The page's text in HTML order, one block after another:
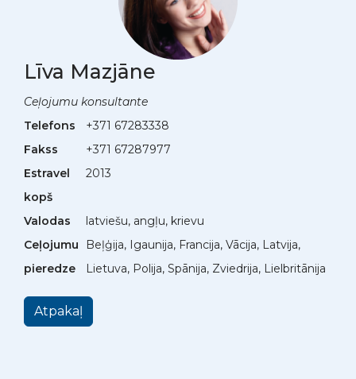
Līva Mazjāne
Ceļojumu konsultante
Telefons
+371 67283338
Fakss
+371 67287977
Estravel
kopš
2013
Valodas
latviešu, angļu, krievu
Ceļojumu
pieredze
Beļģija, Igaunija, Francija, Vācija, Latvija,
Lietuva, Polija, Spānija, Zviedrija, Lielbritānija
Atpakaļ